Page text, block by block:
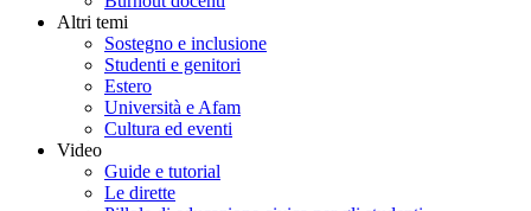
Altri temi
Sostegno e inclusione
Studenti e genitori
Estero
Università e Afam
Cultura ed eventi
Video
Guide e tutorial
Le dirette